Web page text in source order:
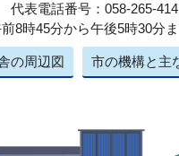
代表電話番号：058-265-
時45分から午後5時30分
の周辺図 市の機構と主